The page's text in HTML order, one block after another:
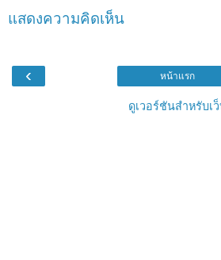
แสดงความคิดเห็น
‹ หน้าแรก
ดูเวอร์ชันสำหรับเ